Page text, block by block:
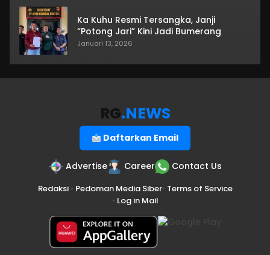
Ka Kuhu Resmi Tersangka, Janji
“Potong Jari” Kini Jadi Bumerang
Januari 13, 2026
RG.NEWS
Daftarkan Email
Advertise Career Contact Us
Redaksi• Pedoman Media Siber• Terms of Service
• Log in Mail